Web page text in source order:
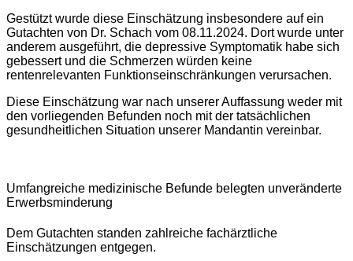
Gestützt wurde diese Einschätzung insbesondere auf ein
Gutachten von Dr. Schach vom 08.11.2024. Dort wurde unter
anderem ausgeführt, die depressive Symptomatik habe sich
gebessert und die Schmerzen würden keine
rentenrelevanten Funktionseinschränkungen verursachen.
Diese Einschätzung war nach unserer Auffassung weder mit
den vorliegenden Befunden noch mit der tatsächlichen
gesundheitlichen Situation unserer Mandantin vereinbar.
Umfangreiche medizinische Befunde belegten unveränderte
Erwerbsminderung
Dem Gutachten standen zahlreiche fachärztliche
Einschätzungen entgegen.